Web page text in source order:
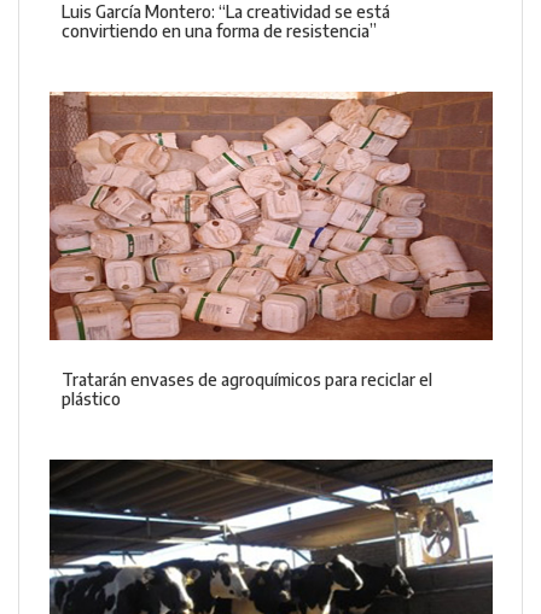
Luis García Montero: “La creatividad se está
convirtiendo en una forma de resistencia”
Tratarán envases de agroquímicos para reciclar el
plástico